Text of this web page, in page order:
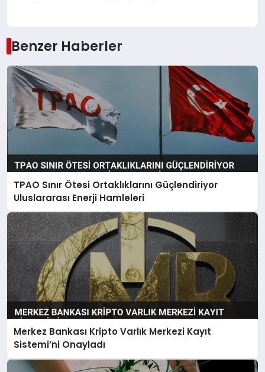
Benzer Haberler
TPAO Sınır Ötesi Ortaklıklarını Güçlendiriyor
Uluslararası Enerji Hamleleri
Merkez Bankası Kripto Varlık Merkezi Kayıt
Sistemi’ni Onayladı